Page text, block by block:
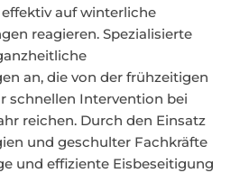
auf winterliche
reagieren. Spezialisierte
an, die von der frühzeitigen
schnellen Intervention bei
reichen. Durch den Einsatz
und geschulter Fachkräfte
und effiziente Eisbeseitigung